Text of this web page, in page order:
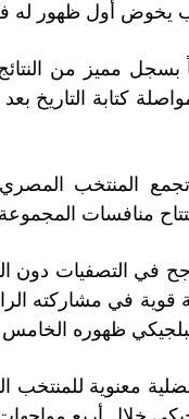
يخوض أول ظهور له
بسجل مميز من
كتابة التاريخ بعد
تجمع المنتخب
منافسات
في التصفيات
في مشاركته
معنوية